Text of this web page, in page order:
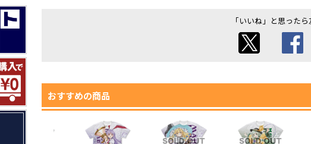
「いいね」と思った
おすすめの商品